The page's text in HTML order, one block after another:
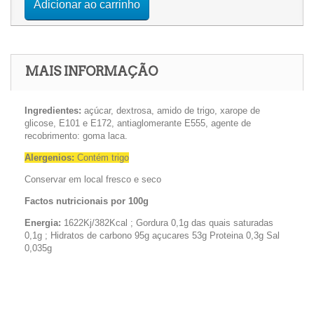
Adicionar ao carrinho
MAIS INFORMAÇÃO
Ingredientes: açúcar, dextrosa, amido de trigo, xarope de
glicose, E101 e E172, antiaglomerante E555, agente de
recobrimento: goma laca.
Alergenios: Contém trigo
Conservar em local fresco e seco
Factos nutricionais por 100g
Energia: 1622Kj/382Kcal ; Gordura 0,1g das quais saturadas
0,1g ; Hidratos de carbono 95g açucares 53g Proteina 0,3g Sal
0,035g